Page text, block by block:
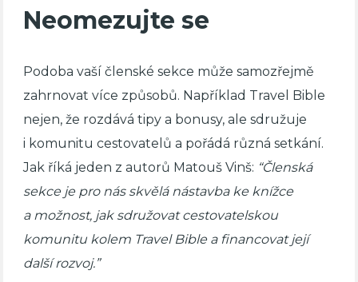
Neomezujte se
Podoba vaší členské sekce může samozřejmě
zahrnovat více způsobů. Například Travel Bible
nejen, že rozdává tipy a bonusy, ale sdružuje
i komunitu cestovatelů a pořádá různá setkání.
Jak říká jeden z autorů Matouš Vinš: “Členská
sekce je pro nás skvělá nástavba ke knížce
a možnost, jak sdružovat cestovatelskou
komunitu kolem Travel Bible a financovat její
další rozvoj.”